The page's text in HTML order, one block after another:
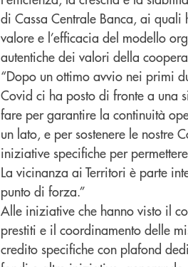
di Cassa Centrale Banca, ai
valore e l’efficacia del modello
autentiche dei valori della
“Dopo un ottimo avvio nei primi
Covid ci ha posto di fronte a una
fare per garantire la continuità
un lato, e per sostenere le nostre
iniziative specifiche per
La vicinanza ai Territori è parte
punto di forza.”
Alle iniziative che hanno visto il
prestiti e il coordinamento delle
credito specifiche con plafond